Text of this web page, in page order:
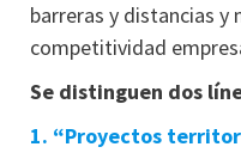
barreras y distancias y
competitividad
Se distinguen dos
1. “Proyectos